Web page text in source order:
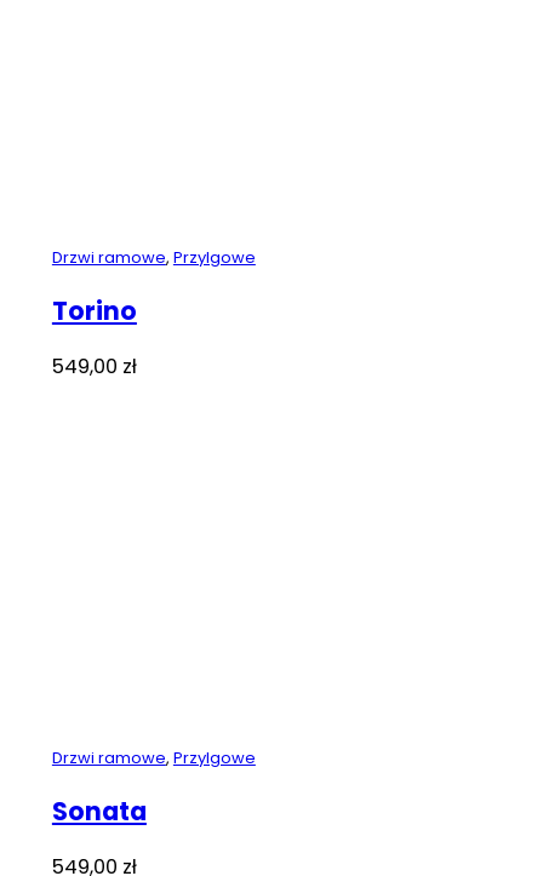
Drzwi ramowe, Przylgowe
Torino
549,00 zł
Drzwi ramowe, Przylgowe
Sonata
549,00 zł